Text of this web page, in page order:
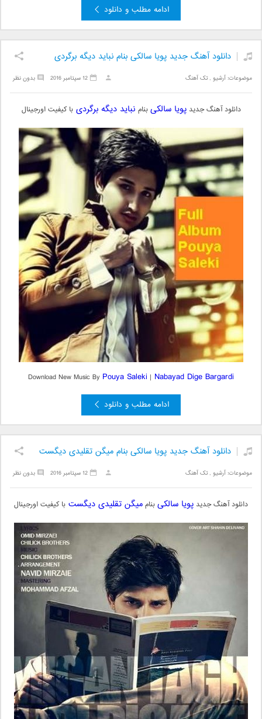
ادامه مطلب و دانلود
دانلود آهنگ جدید پویا سالکی بنام نباید دیگه برگردی
موضوعات:آرشیو ,تک آهنگ بدون نظر 12 سپتامبر 2016
دانلود آهنگ جدیدپویا سالکیبنام نباید دیگه برگردی با کیفیت اورجینال
Download New Music By Pouya Saleki | Nabayad Dige Bargardi
ادامه مطلب و دانلود
دانلود آهنگ جدید پویا سالکی بنام میگن تقلیدی دیگست
موضوعات:آرشیو ,تک آهنگ بدون نظر 12 سپتامبر 2016
دانلود آهنگ جدید پویا سالکیبناممیگن تقلیدی دیگست با کیفیت اورجینال